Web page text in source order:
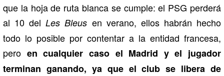
que la hoja de ruta blanca se cumple: el PSG perderá
al 10 delLes Bleus en verano, ellos habrán hecho
todo lo posible por contentar a la entidad francesa,
pero en cualquier caso el Madrid y el jugador
terminan ganando, ya que el club se libera de